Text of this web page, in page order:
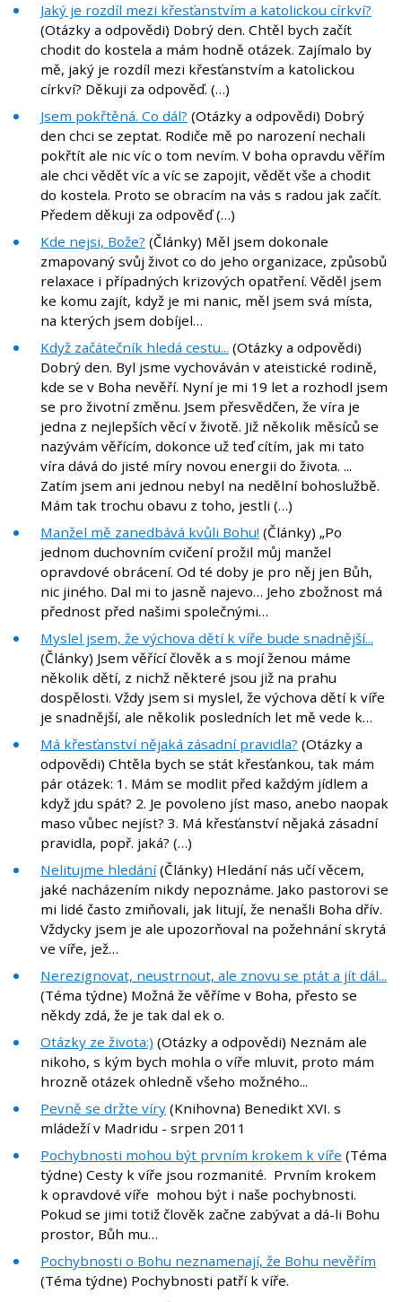
Jaký je rozdíl mezi křesťanstvím a katolickou církví?
(Otázky a odpovědi) Dobrý den. Chtěl bych začít
chodit do kostela a mám hodně otázek. Zajímalo by
mě, jaký je rozdíl mezi křesťanstvím a katolickou
církví? Děkuji za odpověď. (…)
Jsem pokřtěná. Co dál? (Otázky a odpovědi) Dobrý
den chci se zeptat. Rodiče mě po narození nechali
pokřtít ale nic víc o tom nevím. V boha opravdu věřím
ale chci vědět víc a víc se zapojit, vědět vše a chodit
do kostela. Proto se obracím na vás s radou jak začít.
Předem děkuji za odpověď (…)
Kde nejsi, Bože? (Články) Měl jsem dokonale
zmapovaný svůj život co do jeho organizace, způsobů
relaxace i případných krizových opatření. Věděl jsem
ke komu zajít, když je mi nanic, měl jsem svá místa,
na kterých jsem dobíjel…
Když začátečník hledá cestu... (Otázky a odpovědi)
Dobrý den. Byl jsme vychováván v ateistické rodině,
kde se v Boha nevěří. Nyní je mi 19 let a rozhodl jsem
se pro životní změnu. Jsem přesvědčen, že víra je
jedna z nejlepších věcí v životě. Již několik měsíců se
nazývám věřícím, dokonce už teď cítím, jak mi tato
víra dává do jisté míry novou energii do života. ...
Zatím jsem ani jednou nebyl na nedělní bohoslužbě.
Mám tak trochu obavu z toho, jestli (…)
Manžel mě zanedbává kvůli Bohu! (Články) „Po
jednom duchovním cvičení prožil můj manžel
opravdové obrácení. Od té doby je pro něj jen Bůh,
nic jiného. Dal mi to jasně najevo… Jeho zbožnost má
přednost před našimi společnými…
Myslel jsem, že výchova dětí k víře bude snadnější...
(Články) Jsem věřící člověk a s mojí ženou máme
několik dětí, z nichž některé jsou již na prahu
dospělosti. Vždy jsem si myslel, že výchova dětí k víře
je snadnější, ale několik posledních let mě vede k…
Má křesťanství nějaká zásadní pravidla? (Otázky a
odpovědi) Chtěla bych se stát křesťankou, tak mám
pár otázek: 1. Mám se modlit před každým jídlem a
když jdu spát? 2. Je povoleno jíst maso, anebo naopak
maso vůbec nejíst? 3. Má křesťanství nějaká zásadní
pravidla, popř. jaká? (…)
Nelitujme hledání(Články) Hledání nás učí věcem,
jaké nacházením nikdy nepoznáme. Jako pastorovi se
mi lidé často zmiňovali, jak litují, že nenašli Boha dřív.
Vždycky jsem je ale upozorňoval na požehnání skrytá
ve víře, jež…
Nerezignovat, neustrnout, ale znovu se ptát a jít dál...
(Téma týdne) Možná že věříme v Boha, přesto se
někdy zdá, že je tak dal ek o.
Otázky ze života:) (Otázky a odpovědi) Neznám ale
nikoho, s kým bych mohla o víře mluvit, proto mám
hrozně otázek ohledně všeho možného...
Pevně se držte víry (Knihovna) Benedikt XVI. s
mládeží v Madridu - srpen 2011
Pochybnosti mohou být prvním krokem k víře (Téma
týdne) Cesty k víře jsou rozmanité. Prvním krokem
k opravdové víře mohou být i naše pochybnosti.
Pokud se jimi totiž člověk začne zabývat a dá-li Bohu
prostor, Bůh mu…
Pochybnosti o Bohu neznamenají, že Bohu nevěřím
(Téma týdne) Pochybnosti patří k víře.